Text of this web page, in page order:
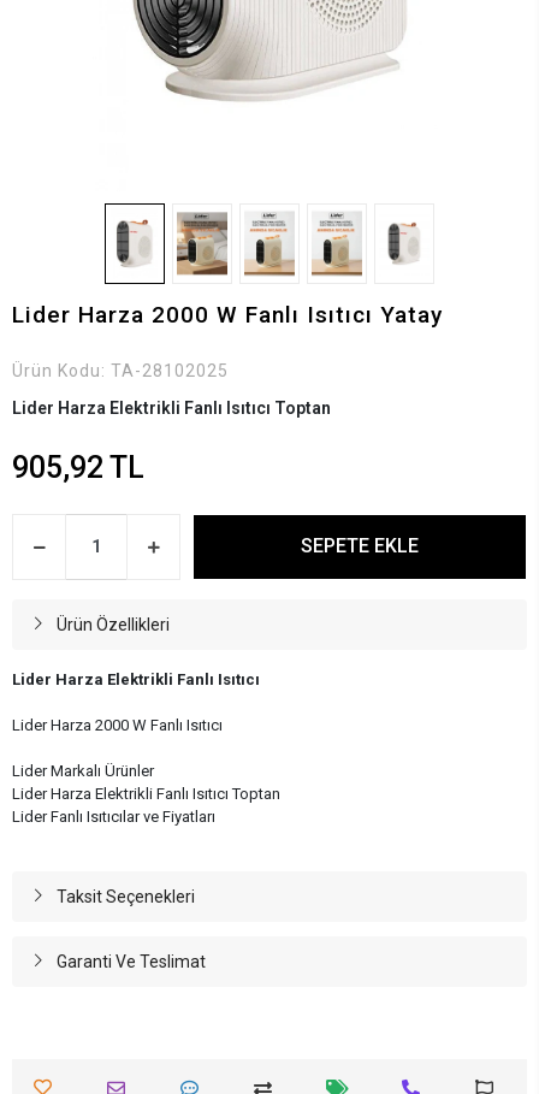
Lider Harza 2000 W Fanlı Isıtıcı Yatay
Ürün Kodu: TA-28102025
Lider Harza Elektrikli Fanlı Isıtıcı Toptan
905,92 TL
SEPETE EKLE
Ürün Özellikleri
Lider Harza Elektrikli Fanlı Isıtıcı
Lider Harza 2000 W Fanlı Isıtıcı
Lider Markalı Ürünler
Lider Harza Elektrikli Fanlı Isıtıcı Toptan
Lider Fanlı Isıtıcılar ve Fiyatları
Taksit Seçenekleri
Garanti Ve Teslimat